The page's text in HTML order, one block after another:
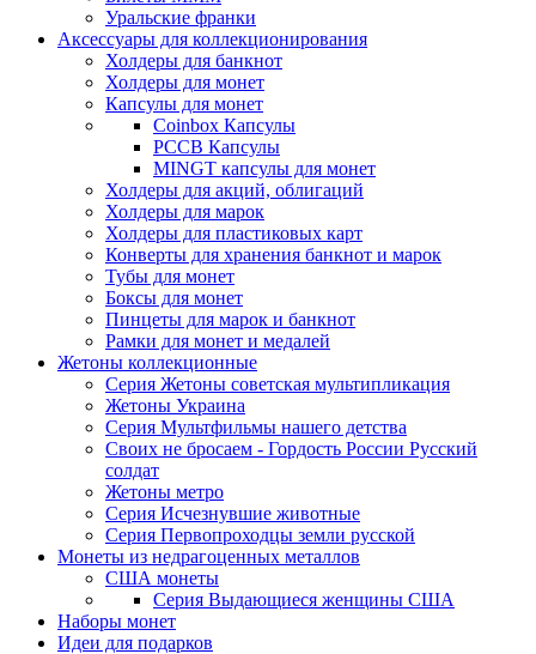
Уральские франки
Аксессуары для коллекционирования
Холдеры для банкнот
Холдеры для монет
Капсулы для монет
Coinbox Капсулы
РССВ Капсулы
MINGT капсулы для монет
Холдеры для акций, облигаций
Холдеры для марок
Холдеры для пластиковых карт
Конверты для хранения банкнот и марок
Тубы для монет
Боксы для монет
Пинцеты для марок и банкнот
Рамки для монет и медалей
Жетоны коллекционные
Серия Жетоны советская мультипликация
Жетоны Украина
Серия Мультфильмы нашего детства
Своих не бросаем - Гордость России Русский
солдат
Жетоны метро
Серия Исчезнувшие животные
Серия Первопроходцы земли русской
Монеты из недрагоценных металлов
США монеты
Серия Выдающиеся женщины США
Наборы монет
Идеи для подарков